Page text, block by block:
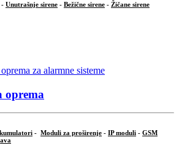
- Unutrašnje sirene - Bežične sirene - Žičane sirene
oprema
- Moduli za proširenje - IP moduli - GSM